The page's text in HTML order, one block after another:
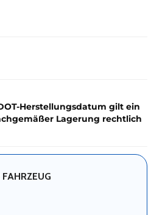
Herstellungsdatum gilt ein
Lagerung rechtlich